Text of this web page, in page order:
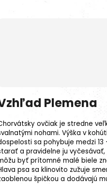
Plemena
ovčiak je stredne
nohami. Výška v
sa pohybuje medzi
a pravidelne ju
byť prítomné malé biele
psa sa klinovito zužuje
špičkou a dodávajú